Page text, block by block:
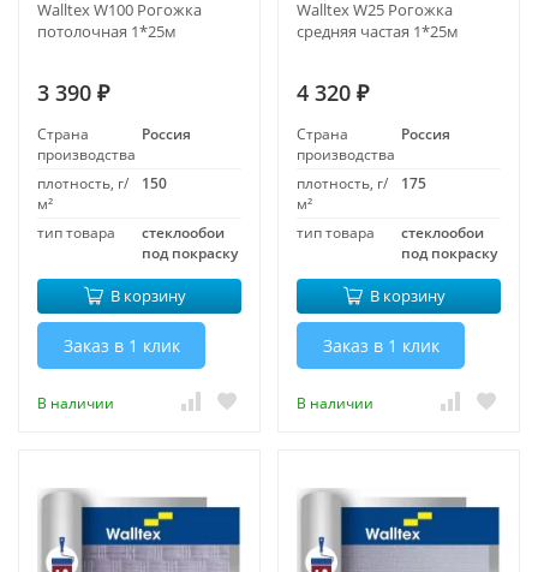
Walltex W100 Рогожка
потолочная 1*25м
3 390 ₽
Страна
производства
Россия
плотность, г/
м²
150
тип товара
стеклообои
под покраску
В корзину
Заказ в 1 клик
В наличии
Walltex W25 Рогожка
средняя частая 1*25м
4 320 ₽
Страна
производства
Россия
плотность, г/
м²
175
тип товара
стеклообои
под покраску
В корзину
Заказ в 1 клик
В наличии